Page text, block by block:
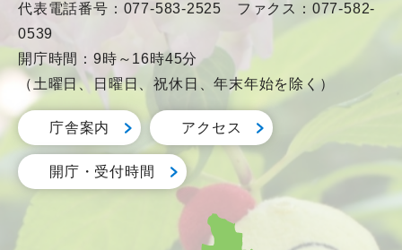
代表電話番号：077-583-2525 ファクス：077-582-
0539
開庁時間：9時～16時45分
（土曜日、日曜日、祝休日、年末年始を除く）
庁舎案内 アクセス
開庁・受付時間